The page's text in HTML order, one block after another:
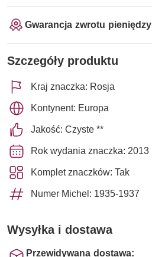
Gwarancja zwrotu pieniędzy
Szczegóły produktu
Kraj znaczka: Rosja
Kontynent: Europa
Jakość: Czyste **
Rok wydania znaczka: 2013
Komplet znaczków: Tak
Numer Michel: 1935-1937
Wysyłka i dostawa
Przewidywana dostawa: